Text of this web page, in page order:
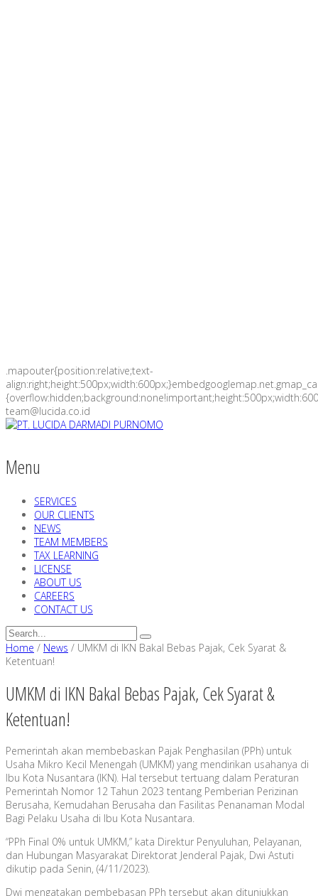
.mapouter{position:relative;text-
team@lucida.co.id
Menu
SERVICES
OUR CLIENTS
NEWS
TEAM MEMBERS
TAX LEARNING
LICENSE
ABOUT US
CAREERS
CONTACT US
Home / News / UMKM di IKN Bakal Bebas Pajak, Cek Syarat &
Ketentuan!
UMKM di IKN Bakal Bebas Pajak, Cek Syarat &
Ketentuan!
Pemerintah akan membebaskan Pajak Penghasilan (PPh) untuk
Usaha Mikro Kecil Menengah (UMKM) yang mendirikan usahanya di
Ibu Kota Nusantara (IKN). Hal tersebut tertuang dalam Peraturan
Pemerintah Nomor 12 Tahun 2023 tentang Pemberian Perizinan
Berusaha, Kemudahan Berusaha dan Fasilitas Penanaman Modal
Bagi Pelaku Usaha di Ibu Kota Nusantara.
“PPh Final 0% untuk UMKM,” kata Direktur Penyuluhan, Pelayanan,
dan Hubungan Masyarakat Direktorat Jenderal Pajak, Dwi Astuti
dikutip pada Senin, (4/11/2023).
Dwi mengatakan pembebasan PPh tersebut akan ditunjukkan